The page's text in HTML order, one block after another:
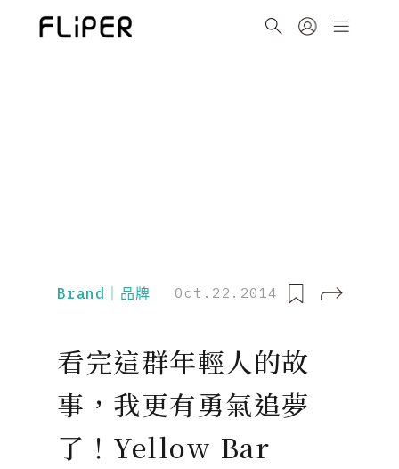
Brand｜品牌 Oct.22.2014
看完這群年輕人的故
事，我更有勇氣追夢
了！Yellow Bar